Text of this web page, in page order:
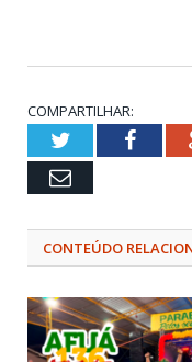
COMPARTILHAR:
Twitter
Email
CONTEÚDO